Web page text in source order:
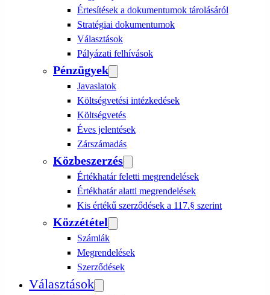
Értesítések a dokumentumok tárolásáról
Stratégiai dokumentumok
Választások
Pályázati felhívások
Pénzügyek
Javaslatok
Költségvetési intézkedések
Költségvetés
Éves jelentések
Zárszámadás
Közbeszerzés
Értékhatár feletti megrendelések
Értékhatár alatti megrendelések
Kis értékű szerződések a 117.§ szerint
Közzététel
Számlák
Megrendelések
Szerződések
Választások